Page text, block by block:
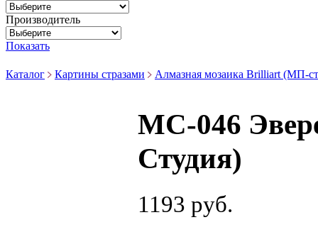
Производитель
Показать
Каталог Картины стразами Алмазная мозаика Brilliart (МП-
МС-046
Студия)
1193 руб.